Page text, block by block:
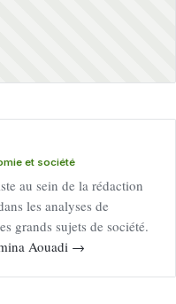
et société
au sein de la rédaction
les analyses de
grands sujets de société.
Aouadi →